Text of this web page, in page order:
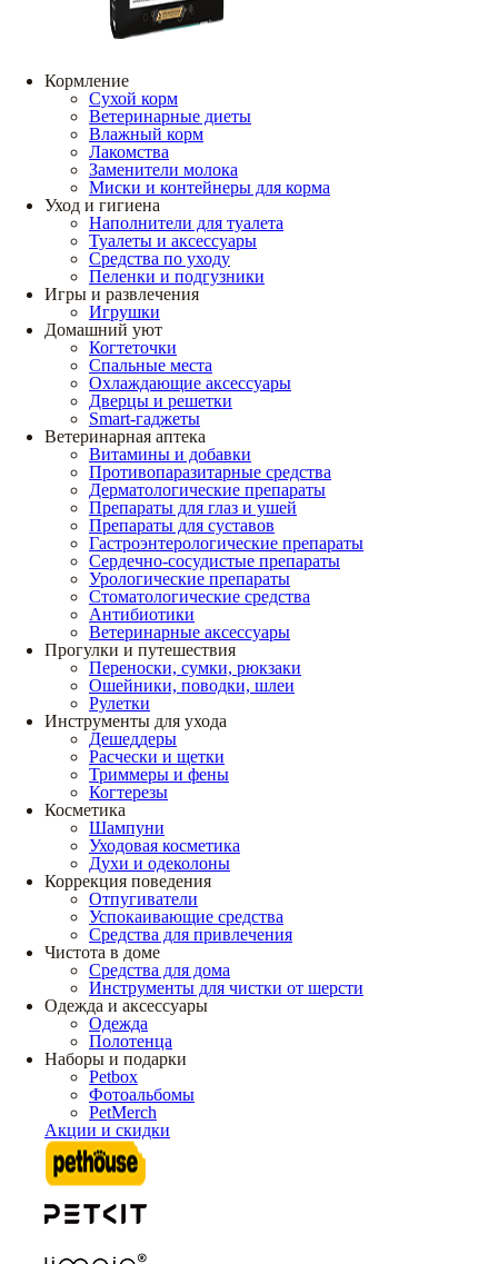
Кормление
Сухой корм
Ветеринарные диеты
Влажный корм
Лакомства
Заменители молока
Миски и контейнеры для корма
Уход и гигиена
Наполнители для туалета
Туалеты и аксессуары
Средства по уходу
Пеленки и подгузники
Игры и развлечения
Игрушки
Домашний уют
Когтеточки
Спальные места
Охлаждающие аксессуары
Дверцы и решетки
Smart-гаджеты
Ветеринарная аптека
Витамины и добавки
Противопаразитарные средства
Дерматологические препараты
Препараты для глаз и ушей
Препараты для суставов
Гастроэнтерологические препараты
Сердечно-сосудистые препараты
Урологические препараты
Стоматологические средства
Антибиотики
Ветеринарные аксессуары
Прогулки и путешествия
Переноски, сумки, рюкзаки
Ошейники, поводки, шлеи
Рулетки
Инструменты для ухода
Дешеддеры
Расчески и щетки
Триммеры и фены
Когтерезы
Косметика
Шампуни
Уходовая косметика
Духи и одеколоны
Коррекция поведения
Отпугиватели
Успокаивающие средства
Средства для привлечения
Чистота в доме
Средства для дома
Инструменты для чистки от шерсти
Одежда и аксессуары
Одежда
Полотенца
Наборы и подарки
Petbox
Фотоальбомы
PetMerch
Акции и скидки